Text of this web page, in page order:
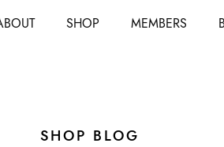
SHOP MEMBERS
SHOP BLOG